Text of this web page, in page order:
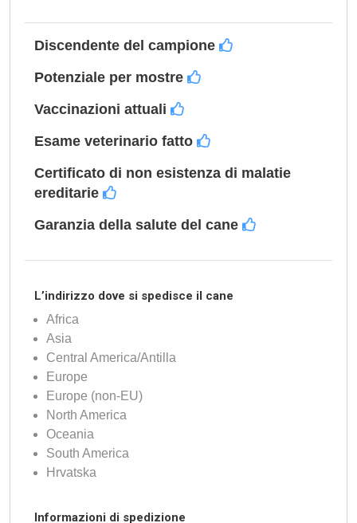
Discendente del campione
Potenziale per mostre
Vaccinazioni attuali
Esame veterinario fatto
Certificato di non esistenza di malatie
ereditarie
Garanzia della salute del cane
L’indirizzo dove si spedisce il cane
Africa
Asia
Central America/Antilla
Europe
Europe (non-EU)
North America
Oceania
South America
Hrvatska
Informazioni di spedizione